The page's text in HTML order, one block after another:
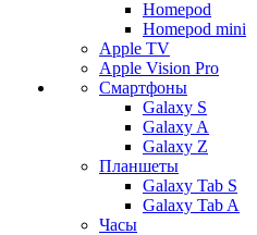
Homepod
Homepod mini
Apple TV
Apple Vision Pro
Смартфоны
Galaxy S
Galaxy A
Galaxy Z
Планшеты
Galaxy Tab S
Galaxy Tab A
Часы